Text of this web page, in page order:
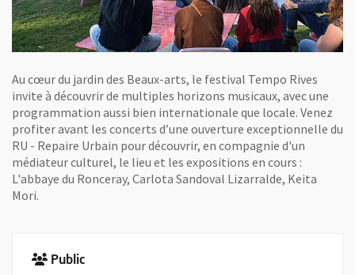
Au cœur du jardin des Beaux-arts, le festival Tempo Rives
invite à découvrir de multiples horizons musicaux, avec une
programmation aussi bien internationale que locale. Venez
profiter avant les concerts d’une ouverture exceptionnelle du
RU - Repaire Urbain pour découvrir, en compagnie d'un
médiateur culturel, le lieu et les expositions en cours :
L'abbaye du Ronceray, Carlota Sandoval Lizarralde, Keita
Mori.
Public